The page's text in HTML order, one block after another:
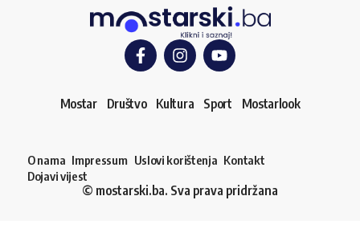
Mostar Društvo Kultura Sport Mostarlook
O nama Impressum Uslovi korištenja Kontakt
Dojavi vijest
© mostarski.ba. Sva prava pridržana